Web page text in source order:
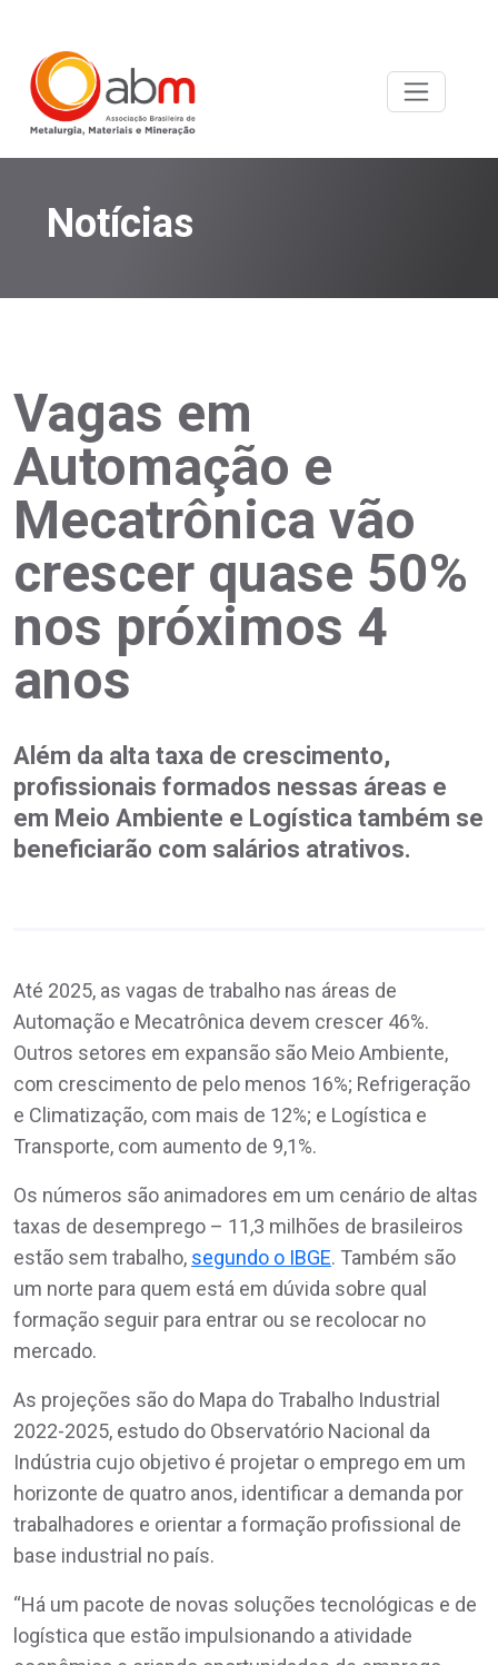
Notícias
Vagas em
Automação e
Mecatrônica vão
crescer quase 50%
nos próximos 4
anos
Além da alta taxa de crescimento,
profissionais formados nessas áreas e
em Meio Ambiente e Logística também se
beneficiarão com salários atrativos.
Até 2025, as vagas de trabalho nas áreas de
Automação e Mecatrônica devem crescer 46%.
Outros setores em expansão são Meio Ambiente,
com crescimento de pelo menos 16%; Refrigeração
e Climatização, com mais de 12%; e Logística e
Transporte, com aumento de 9,1%.
Os números são animadores em um cenário de altas
taxas de desemprego – 11,3 milhões de brasileiros
estão sem trabalho, segundo o IBGE. Também são
um norte para quem está em dúvida sobre qual
formação seguir para entrar ou se recolocar no
mercado.
As projeções são do Mapa do Trabalho Industrial
2022-2025, estudo do Observatório Nacional da
Indústria cujo objetivo é projetar o emprego em um
horizonte de quatro anos, identificar a demanda por
trabalhadores e orientar a formação profissional de
base industrial no país.
“Há um pacote de novas soluções tecnológicas e de
logística que estão impulsionando a atividade